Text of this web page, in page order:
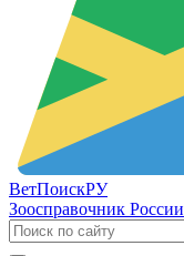
ВетПоискРУ
Зоосправочник России